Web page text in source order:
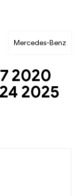
Mercedes-Benz
2020
2025